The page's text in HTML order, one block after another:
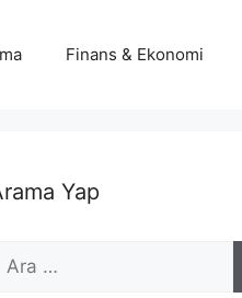
Finans & Ekonomi
Yap
için